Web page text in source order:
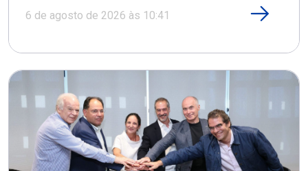
6 de agosto de 2026 às 10:41